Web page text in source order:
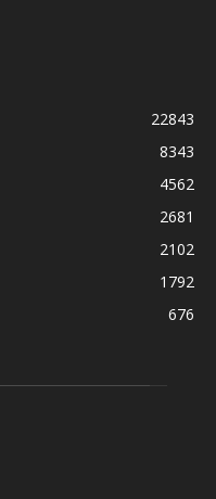
22843
8343
4562
2681
2102
1792
676